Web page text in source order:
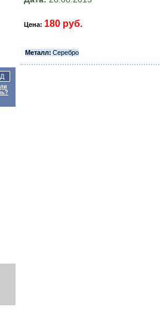
Цена: 180 руб.
Металл: Серебро